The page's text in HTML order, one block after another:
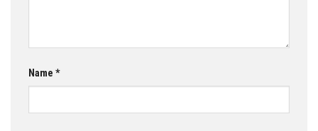
Name *